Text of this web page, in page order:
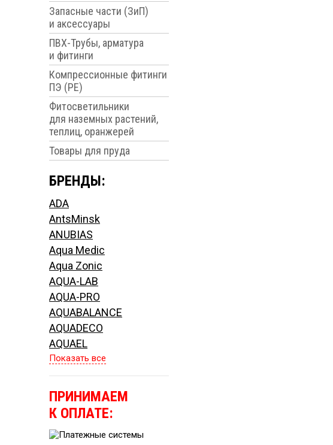
Запасные части (ЗиП)
и аксессуары
ПВХ-Трубы, арматура
и фитинги
Компрессионные фитинги
ПЭ (PE)
Фитосветильники
для наземных растений,
теплиц, оранжерей
Товары для пруда
БРЕНДЫ:
ADA
AntsMinsk
ANUBIAS
Aqua Medic
Aqua Zonic
AQUA-LAB
AQUA-PRO
AQUABALANCE
AQUADECO
AQUAEL
Показать все
ПРИНИМАЕМ
К ОПЛАТЕ: